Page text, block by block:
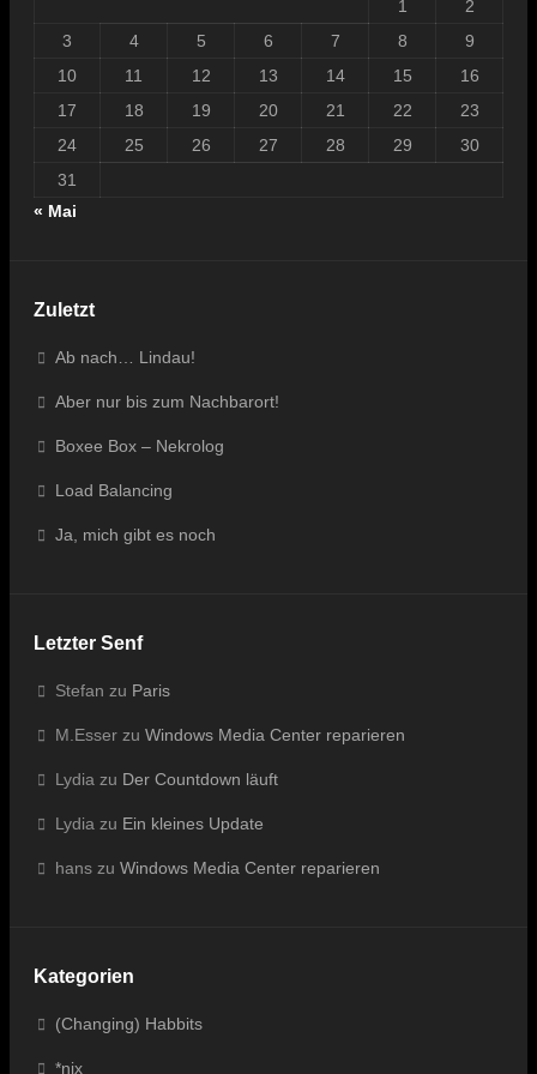
1
2
3
4 5 6 7 8
9
10
11 12 13 14 15
16
17
18 19 20 21 22
23
24
25 26 27 28 29
30
31
« Mai
Zuletzt
Ab nach… Lindau!
Aber nur bis zum Nachbarort!
Boxee Box – Nekrolog
Load Balancing
Ja, mich gibt es noch
Letzter Senf
Stefan zu Paris
M.Esser zu Windows Media Center reparieren
Lydia zu Der Countdown läuft
Lydia zu Ein kleines Update
hans zu Windows Media Center reparieren
Kategorien
(Changing) Habbits
*nix